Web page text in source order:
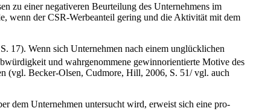
zu einer negativeren Beurteilung des Unternehmens im
wenn der CSR-Werbeanteil gering und die Aktivität mit dem
17). Wenn sich Unternehmen nach einem unglücklichen
und wahrgenommene gewinnorientierte Motive des
(vgl. Becker-Olsen, Cudmore, Hill, 2006, S. 51/ vgl. auch
dem Unternehmen untersucht wird, erweist sich eine pro-